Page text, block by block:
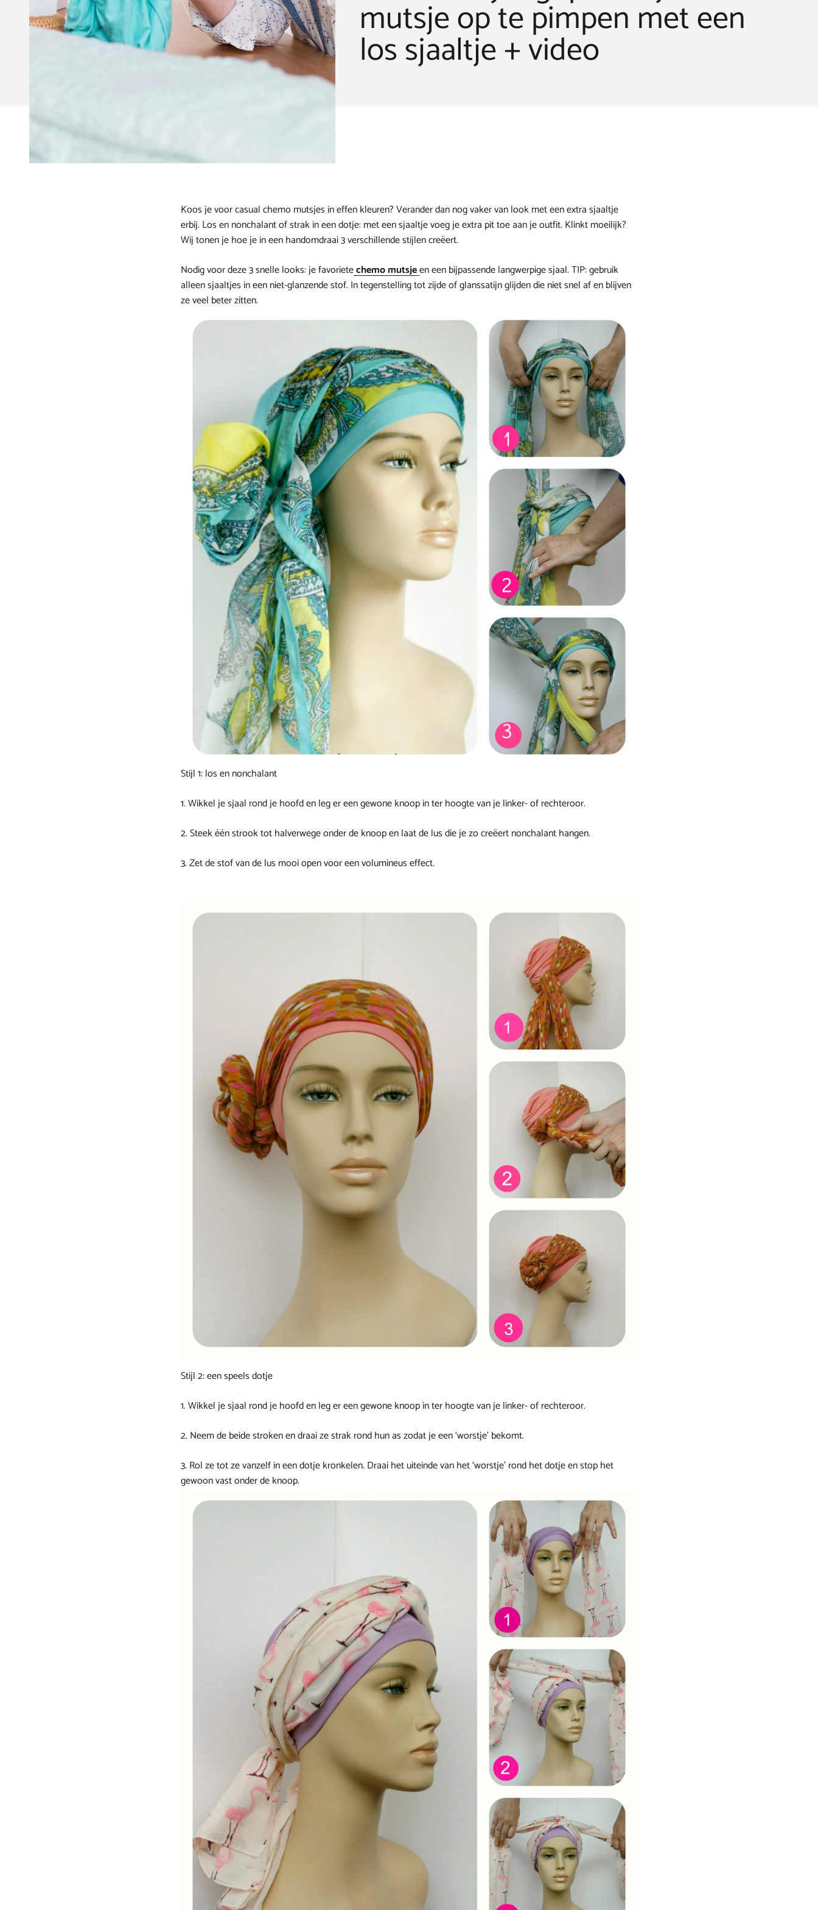
mutsje op te pimpen met een
los sjaaltje + video
Koos je voor casual chemo mutsjes in effen kleuren? Verander dan nog vaker van look met een extra sjaaltje
erbij. Los en nonchalant of strak in een dotje: met een sjaaltje voeg je extra pit toe aan je outfit. Klinkt moeilijk?
Wij tonen je hoe je in een handomdraai 3 verschillende stijlen creëert.
Nodig voor deze 3 snelle looks: je favorietechemo mutsjeen een bijpassende langwerpige sjaal. TIP: gebruik
alleen sjaaltjes in een niet-glanzende stof. In tegenstelling tot zijde of glanssatijn glijden die niet snel af en blijven
ze veel beter zitten.
Stijl 1: los en nonchalant
1. Wikkel je sjaal rond je hoofd en leg er een gewone knoop in ter hoogte van je linker- of rechteroor.
2. Steek één strook tot halverwege onder de knoop en laat de lus die je zo creëert nonchalant hangen.
3. Zet de stof van de lus mooi open voor een volumineus effect.
Stijl 2: een speels dotje
1. Wikkel je sjaal rond je hoofd en leg er een gewone knoop in ter hoogte van je linker- of rechteroor.
2. Neem de beide stroken en draai ze strak rond hun as zodat je een ‘worstje’ bekomt.
3. Rol ze tot ze vanzelf in een dotje kronkelen. Draai het uiteinde van het ‘worstje’ rond het dotje en stop het
gewoon vast onder de knoop.